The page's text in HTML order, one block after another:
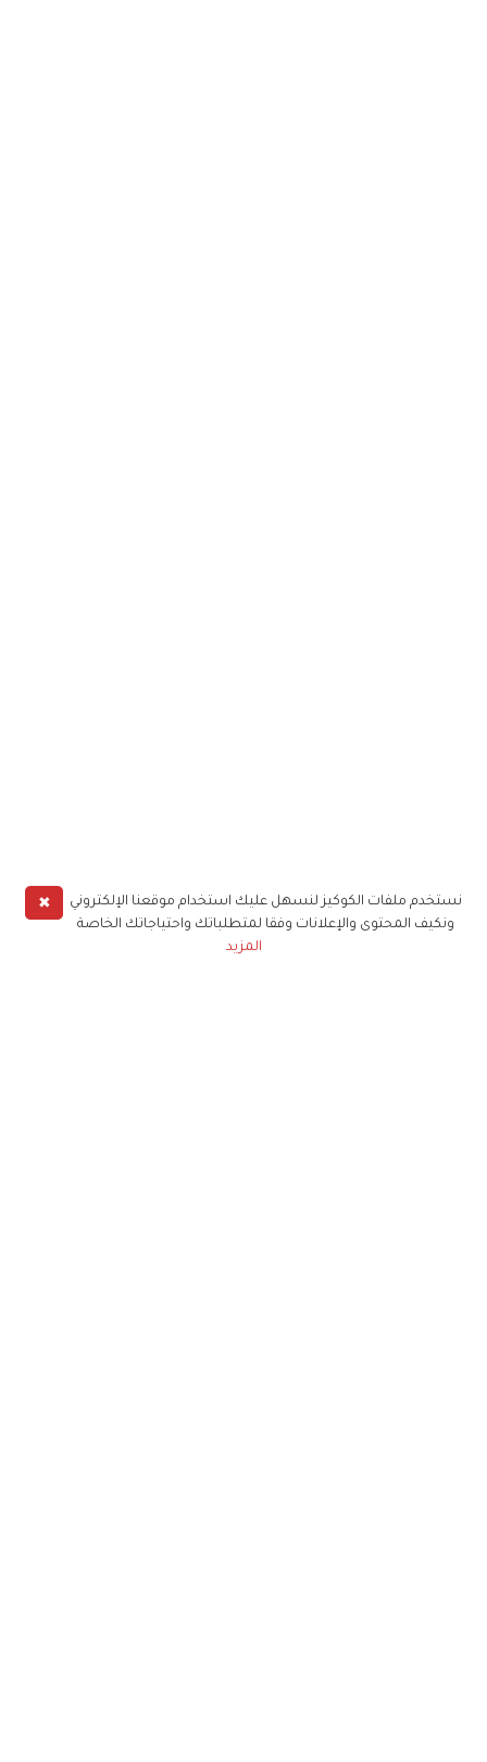
✖
نستخدم ملفات الكوكيز لنسهل عليك استخدام موقعنا الإلكتروني
ونكيف المحتوى والإعلانات وفقا لمتطلباتك واحتياجاتك الخاصة
المزيد